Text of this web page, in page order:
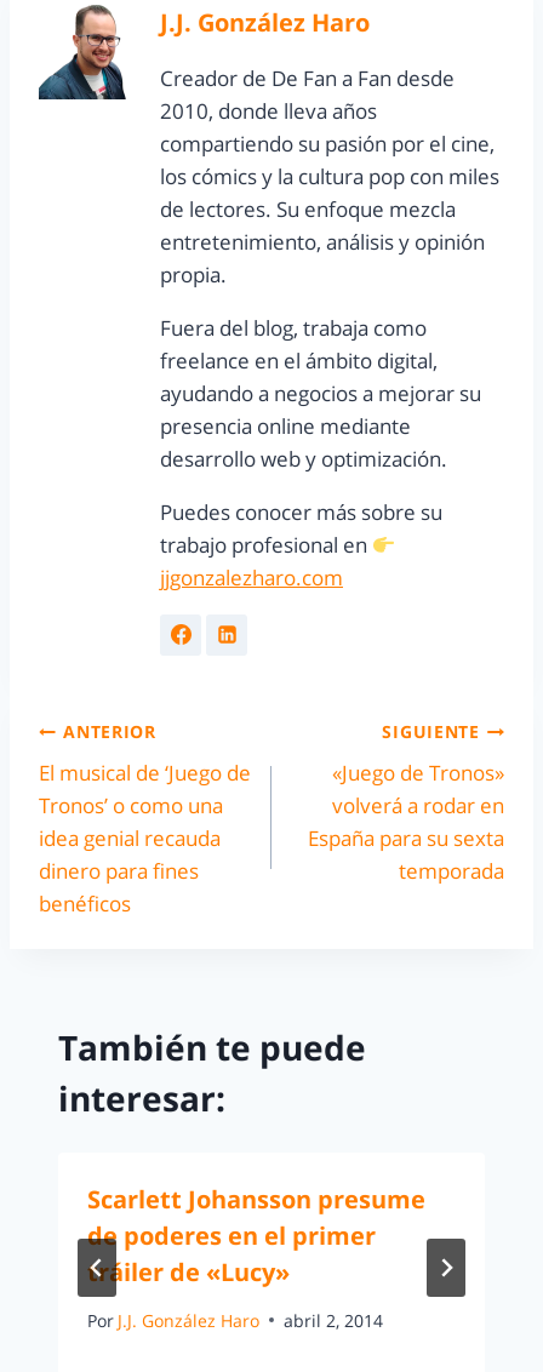
J.J. González Haro
Creador de De Fan a Fan desde
2010, donde lleva años
compartiendo su pasión por el cine,
los cómics y la cultura pop con miles
de lectores. Su enfoque mezcla
entretenimiento, análisis y opinión
propia.
Fuera del blog, trabaja como
freelance en el ámbito digital,
ayudando a negocios a mejorar su
presencia online mediante
desarrollo web y optimización.
Puedes conocer más sobre su
trabajo profesional en
jjgonzalezharo.com
ANTERIOR
El musical de ‘Juego de
Tronos’ o como una
idea genial recauda
dinero para fines
benéficos
SIGUIENTE
«Juego de Tronos»
volverá a rodar en
España para su sexta
temporada
También te puede
interesar:
Scarlett Johansson presume
de poderes en el primer
tráiler de «Lucy»
Por J.J. González Haro abril 2, 2014